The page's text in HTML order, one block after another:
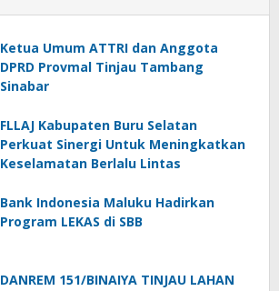
Ketua Umum ATTRI dan Anggota
DPRD Provmal Tinjau Tambang
Sinabar
FLLAJ Kabupaten Buru Selatan
Perkuat Sinergi Untuk Meningkatkan
Keselamatan Berlalu Lintas
Bank Indonesia Maluku Hadirkan
Program LEKAS di SBB
DANREM 151/BINAIYA TINJAU LAHAN